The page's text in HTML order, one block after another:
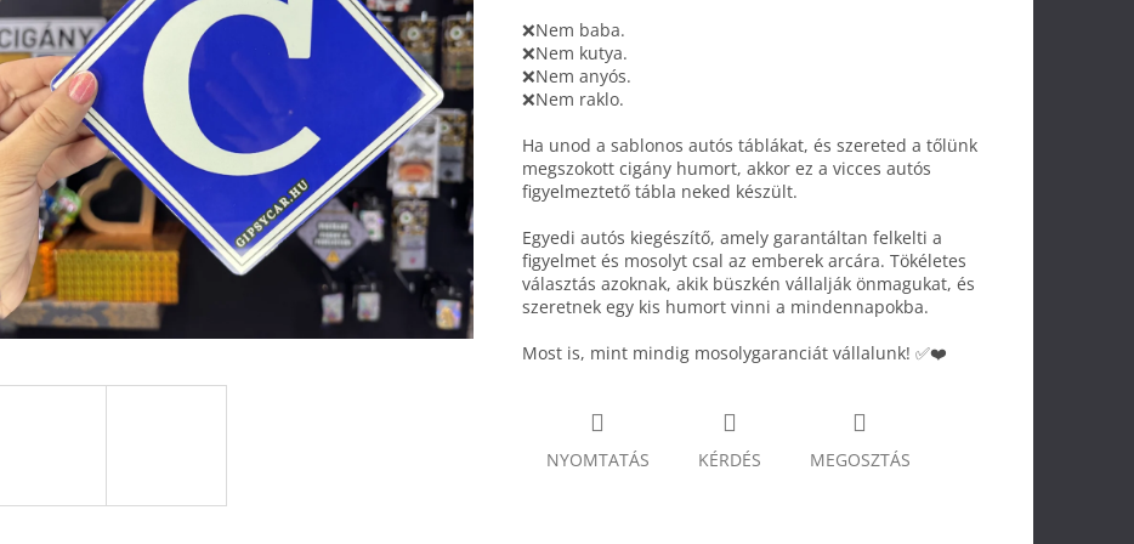
❌Nem baba.
❌Nem kutya.
❌Nem anyós.
❌Nem raklo.
Ha unod a sablonos autós táblákat, és szereted a tőlünk
megszokott cigány humort, akkor ez a vicces autós
figyelmeztető tábla neked készült.
Egyedi autós kiegészítő, amely garantáltan felkelti a
figyelmet és mosolyt csal az emberek arcára. Tökéletes
választás azoknak, akik büszkén vállalják önmagukat, és
szeretnek egy kis humort vinni a mindennapokba.
Most is, mint mindig mosolygaranciát vállalunk! ✅❤️
NYOMTATÁS KÉRDÉS MEGOSZTÁS